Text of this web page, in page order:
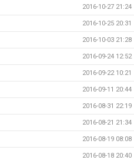
2016-10-27 21:24
2016-10-25 20:31
2016-10-03 21:28
2016-09-24 12:52
2016-09-22 10:21
2016-09-11 20:44
2016-08-31 22:19
2016-08-21 21:34
2016-08-19 08:08
2016-08-18 20:40